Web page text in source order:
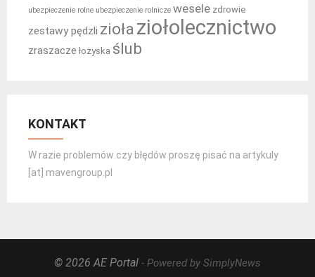
ubezpieczenie rolne ubezpieczenie rolnicze wesele zdrowie
zestawy pędzli zioła ziołolecznictwo
zraszacze łożyska ślub
KONTAKT
W razie problemów czy błędów proszę pisać na artykuly
[at] mavengroup.pl
© 2026 AE Portal - Powered by SimplyNews